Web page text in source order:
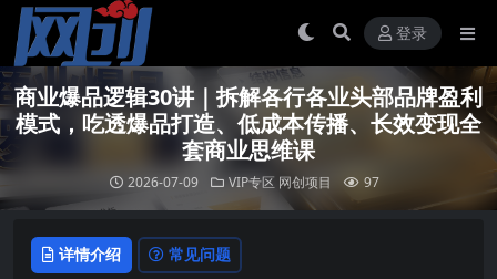
登录
商业爆品逻辑30讲｜拆解各行各业头部品牌盈利
模式，吃透爆品打造、低成本传播、长效变现全
套商业思维课
2026-07-09 VIP专区 网创项目 97
详情介绍 常见问题